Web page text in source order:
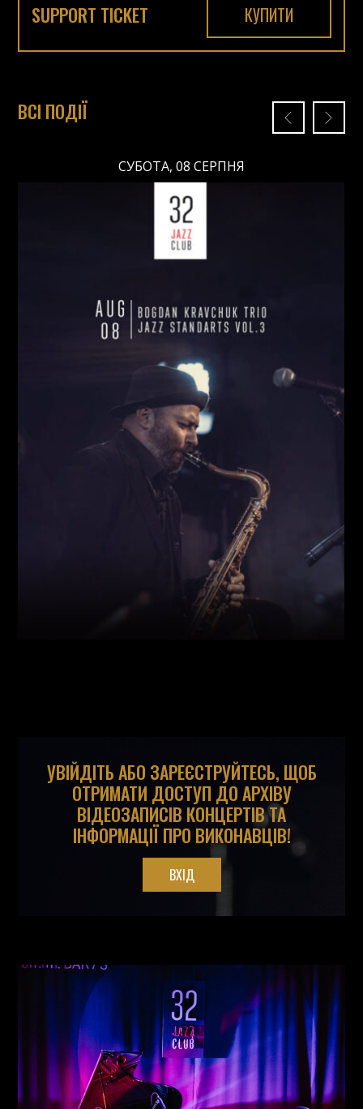
SUPPORT TICKET КУПИТИ
ВСІ ПОДІЇ
СУБОТА, 08 СЕРПНЯ
Ціна:
Богдан Кравчук (Саксофон
,) Олександр Ємець
УВІЙДІТЬ АБО ЗАРЕЄСТРУЙТЕСЬ, ЩОБ
ОТРИМАТИ ДОСТУП ДО АРХІВУ
ВІДЕОЗАПИСІВ КОНЦЕРТІВ ТА
ІНФОРМАЦІЇ ПРО ВИКОНАВЦІВ!
ВХІД